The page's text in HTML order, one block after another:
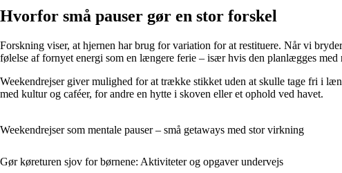
Hvorfor små pauser gør en stor forskel
Forskning viser, at hjernen har brug for variation for at restituere. Når vi
følelse af fornyet energi som en længere ferie – især hvis den planlægges
Weekendrejser giver mulighed for at trække stikket uden at skulle tage fri i
med kultur og caféer, for andre en hytte i skoven eller et ophold ved havet.
Weekendrejser som mentale pauser – små getaways med stor virkning
Gør køreturen sjov for børnene: Aktiviteter og opgaver undervejs